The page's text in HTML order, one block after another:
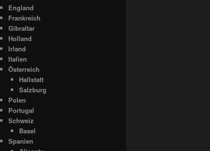
England
Frankreich
Gibraltar
Holland
Irland
Italien
Österreich
Hallstatt
Salzburg
Polen
Portugal
Schweiz
Basel
Spanien